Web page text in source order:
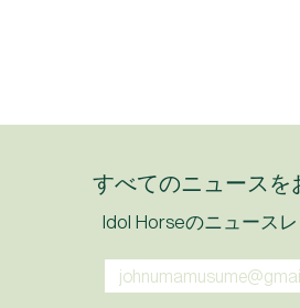
すべてのニュースを
Idol Horseのニュース